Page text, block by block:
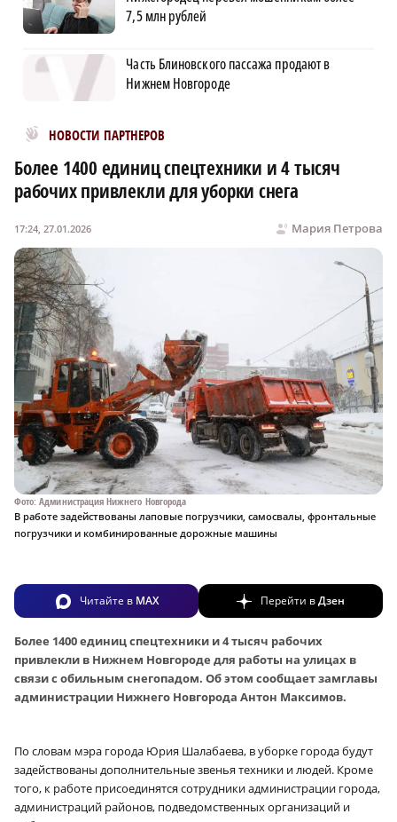
7,5 млн рублей
Часть Блиновского пассажа продают в
Нижнем Новгороде
НОВОСТИ ПАРТНЕРОВ
Новости МирТесен
Более 1400 единиц спецтехники и 4 тысяч
рабочих привлекли для уборки снега
Мария Петрова
17:24, 27.01.2026
Фото: Администрация Нижнего Новгорода
В работе задействованы лаповые погрузчики, самосвалы, фронтальные
погрузчики и комбинированные дорожные машины
Читайте в MAX Перейти вДзен
Более 1400 единиц спецтехники и 4 тысяч рабочих
привлекли в Нижнем Новгороде для работы на улицах в
связи с обильным снегопадом. Об этом сообщает замглавы
администрации Нижнего Новгорода Антон Максимов.
По словам мэра города Юрия Шалабаева, в уборке города будут
задействованы дополнительные звенья техники и людей. Кроме
того, к работе присоединятся сотрудники администрации города,
администраций районов, подведомственных организаций и